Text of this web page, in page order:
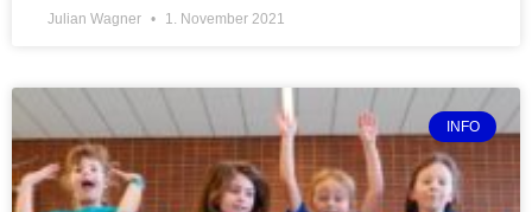
Julian Wagner 1. November 2021
INFO